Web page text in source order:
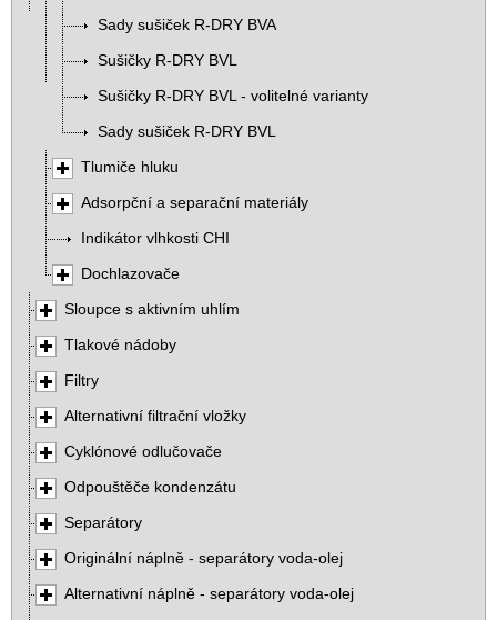
Sady sušiček R-DRY BVA
Sušičky R-DRY BVL
Sušičky R-DRY BVL - volitelné varianty
Sady sušiček R-DRY BVL
Tlumiče hluku
Adsorpční a separační materiály
Indikátor vlhkosti CHI
Dochlazovače
Sloupce s aktivním uhlím
Tlakové nádoby
Filtry
Alternativní filtrační vložky
Cyklónové odlučovače
Odpouštěče kondenzátu
Separátory
Originální náplně - separátory voda-olej
Alternativní náplně - separátory voda-olej